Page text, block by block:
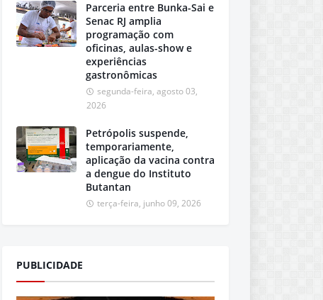
Parceria entre Bunka-Sai e
Senac RJ amplia
programação com
oficinas, aulas-show e
experiências
gastronômicas
segunda-feira, agosto 03,
2026
Petrópolis suspende,
temporariamente,
aplicação da vacina contra
a dengue do Instituto
Butantan
terça-feira, junho 09, 2026
PUBLICIDADE